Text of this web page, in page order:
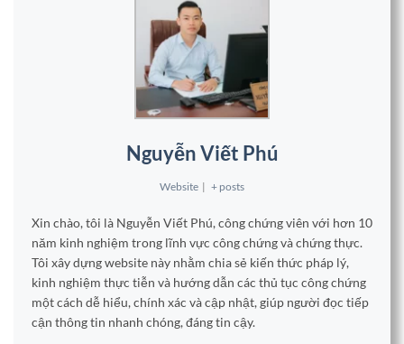
Nguyễn Viết Phú
Website | + posts
Xin chào, tôi là Nguyễn Viết Phú, công chứng viên với hơn 10
năm kinh nghiệm trong lĩnh vực công chứng và chứng thực.
Tôi xây dựng website này nhằm chia sẻ kiến thức pháp lý,
kinh nghiệm thực tiễn và hướng dẫn các thủ tục công chứng
một cách dễ hiểu, chính xác và cập nhật, giúp người đọc tiếp
cận thông tin nhanh chóng, đáng tin cậy.